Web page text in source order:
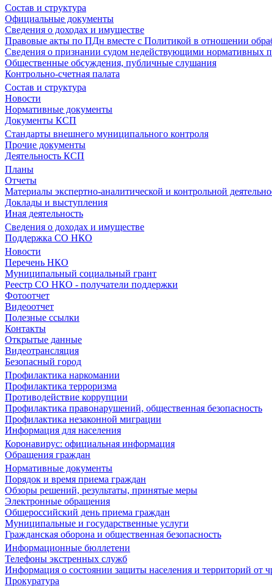
Состав и структура
Официальные документы
Сведения о доходах и имуществе
Правовые акты по ПДн вместе с Политикой в отношении
Сведения о признании судом недействующими нормативных
Общественные обсуждения, публичные слушания
Контрольно-счетная палата
Состав и структура
Новости
Нормативные документы
Документы КСП
Стандарты внешнего муниципального контроля
Прочие документы
Деятельность КСП
Планы
Отчеты
Материалы экспертно-аналитической и контрольной
Доклады и выступления
Иная деятельность
Сведения о доходах и имуществе
Поддержка СО НКО
Новости
Перечень НКО
Муниципальный социальный грант
Реестр СО НКО - получатели поддержки
Фотоотчет
Видеоотчет
Полезные ссылки
Контакты
Открытые данные
Видеотрансляция
Безопасный город
Профилактика наркомании
Профилактика терроризма
Противодействие коррупции
Профилактика правонарушений, общественная безопасность
Профилактика незаконной миграции
Информация для населения
Коронавирус: официальная информация
Обращения граждан
Нормативные документы
Порядок и время приема граждан
Обзоры решений, результаты, принятые меры
Электронные обращения
Общероссийский день приема граждан
Муниципальные и государственные услуги
Гражданская оборона и общественная безопасность
Информационные бюллетени
Телефоны экстренных служб
Информация о состоянии защиты населения и территорий от
Прокуратура